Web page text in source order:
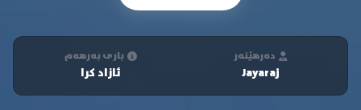
دەرهێنەر
Jayaraj
باری بەرهەم
ئازاد کرا